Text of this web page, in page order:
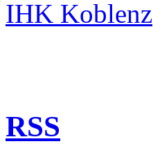
IHK Koblenz
RSS